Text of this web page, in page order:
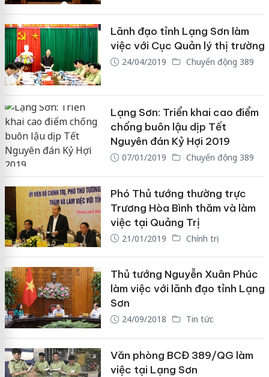
Lãnh đạo tỉnh Lạng Sơn làm
việc với Cục Quản lý thị trường
24/04/2019 Chuyển động 389
Lạng Sơn: Triển khai cao điểm
chống buôn lậu dịp Tết
Nguyên đán Kỷ Hợi 2019
07/01/2019 Chuyển động 389
Phó Thủ tướng thường trực
Trương Hòa Bình thăm và làm
việc tại Quảng Trị
21/01/2019 Chính trị
Thủ tướng Nguyễn Xuân Phúc
làm việc với lãnh đạo tỉnh Lạng
Sơn
24/09/2018 Tin tức
Văn phòng BCĐ 389/QG làm
việc tại Lạng Sơn